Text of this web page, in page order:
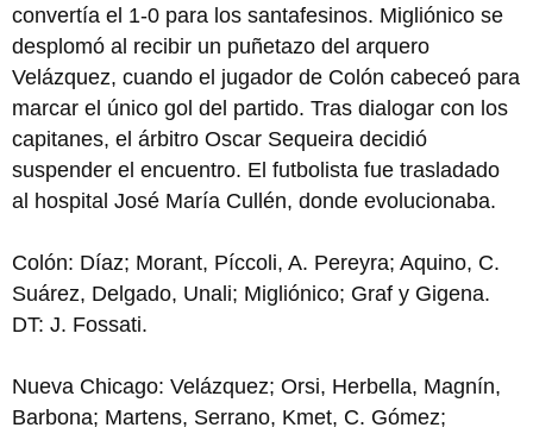
convertía el 1-0 para los santafesinos. Migliónico se
desplomó al recibir un puñetazo del arquero
Velázquez, cuando el jugador de Colón cabeceó para
marcar el único gol del partido. Tras dialogar con los
capitanes, el árbitro Oscar Sequeira decidió
suspender el encuentro. El futbolista fue trasladado
al hospital José María Cullén, donde evolucionaba.
Colón: Díaz; Morant, Píccoli, A. Pereyra; Aquino, C.
Suárez, Delgado, Unali; Migliónico; Graf y Gigena.
DT: J. Fossati.
Nueva Chicago: Velázquez; Orsi, Herbella, Magnín,
Barbona; Martens, Serrano, Kmet, C. Gómez;